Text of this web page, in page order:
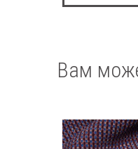
Вам